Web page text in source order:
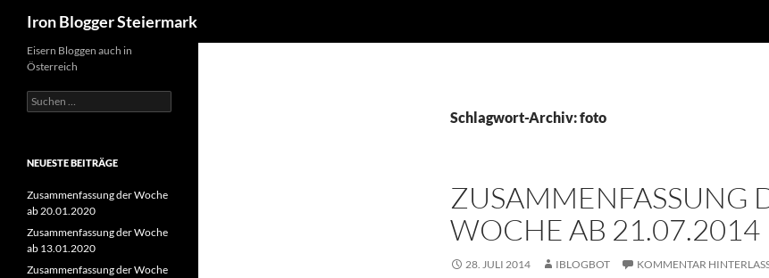
Inhalt
springen
Iron Blogger Steiermark
Schlagwort-Archiv: foto
ZUSAMMENFASSUNG
WOCHE AB 21.07.2014
28. JULI 2014 IBLOGBOT KOMMENTAR
Eisern Bloggen auch in
Österreich
Suchen
nach:
NEUESTE BEITRÄGE
Zusammenfassung der Woche
ab 20.01.2020
Zusammenfassung der Woche
ab 13.01.2020
Zusammenfassung der Woche